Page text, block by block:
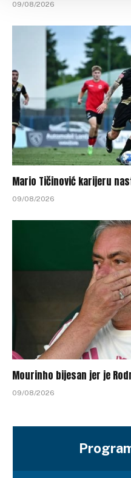
09/08/2026
Mario Tičinović karijeru
09/08/2026
Mourinho bijesan jer je
09/08/2026